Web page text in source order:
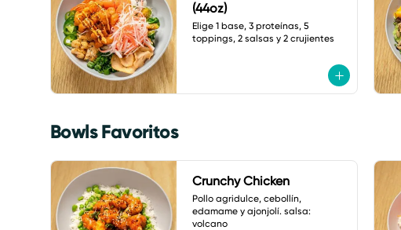
(44oz)
Elige 1 base, 3 proteínas, 5
toppings, 2 salsas y 2 crujientes
Bowls Favoritos
Crunchy Chicken
Pollo agridulce, cebollín,
edamame y ajonjolí. salsa:
volcano